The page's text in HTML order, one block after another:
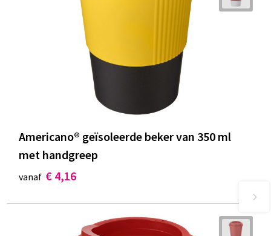
Americano® geïsoleerde beker van 350 ml
met handgreep
vanaf € 4,16